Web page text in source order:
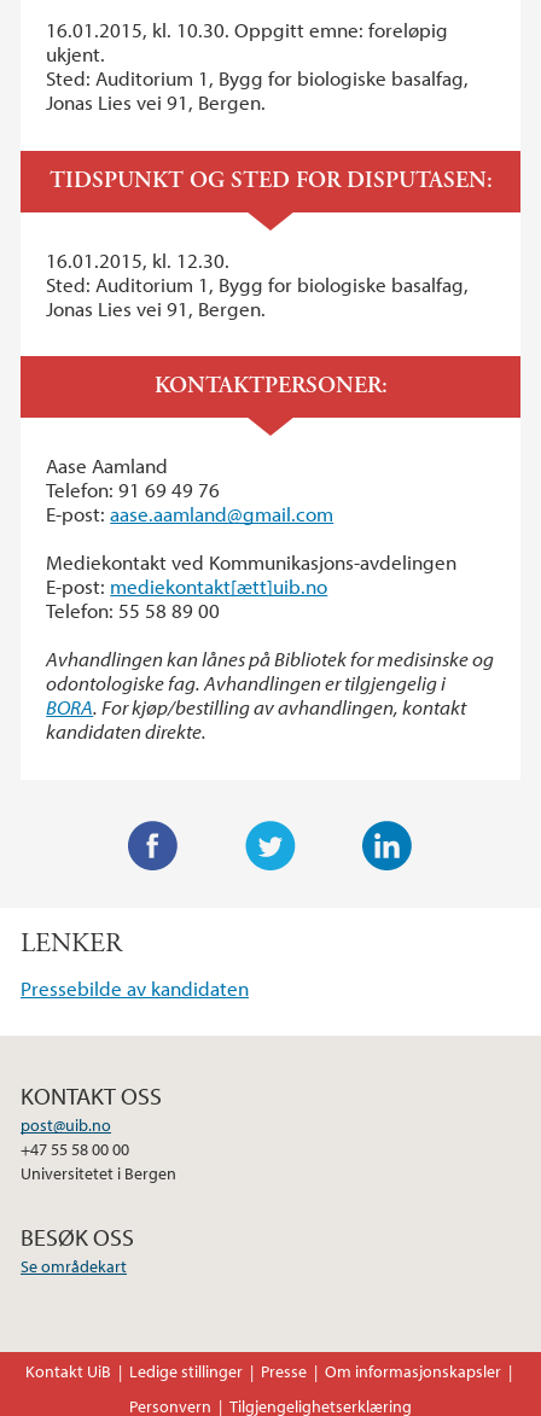
16.01.2015, kl. 10.30. Oppgitt emne: foreløpig
ukjent.
Sted: Auditorium 1, Bygg for biologiske basalfag,
Jonas Lies vei 91, Bergen.
TIDSPUNKT OG STED FOR DISPUTASEN:
16.01.2015, kl. 12.30.
Sted: Auditorium 1, Bygg for biologiske basalfag,
Jonas Lies vei 91, Bergen.
KONTAKTPERSONER:
Aase Aamland
Telefon: 91 69 49 76
E-post:aase.aamland@gmail.com
Mediekontakt ved Kommunikasjons-avdelingen
E-post: mediekontakt[ætt]uib.no
Telefon: 55 58 89 00
Avhandlingen kan lånes på Bibliotek for medisinske og
odontologiske fag. Avhandlingen er tilgjengelig i
BORA. For kjøp/bestilling av avhandlingen, kontakt
kandidaten direkte.
t
e
d
b
o
k
LENKER
Pressebilde av kandidaten
KONTAKT OSS
post@uib.no
+47 55 58 00 00
Universitetet i Bergen
BESØK OSS
Se områdekart
Kontakt UiB Ledige stillinger Presse
Om informasjonskapsler
Personvern
Tilgjengelighetserklæring